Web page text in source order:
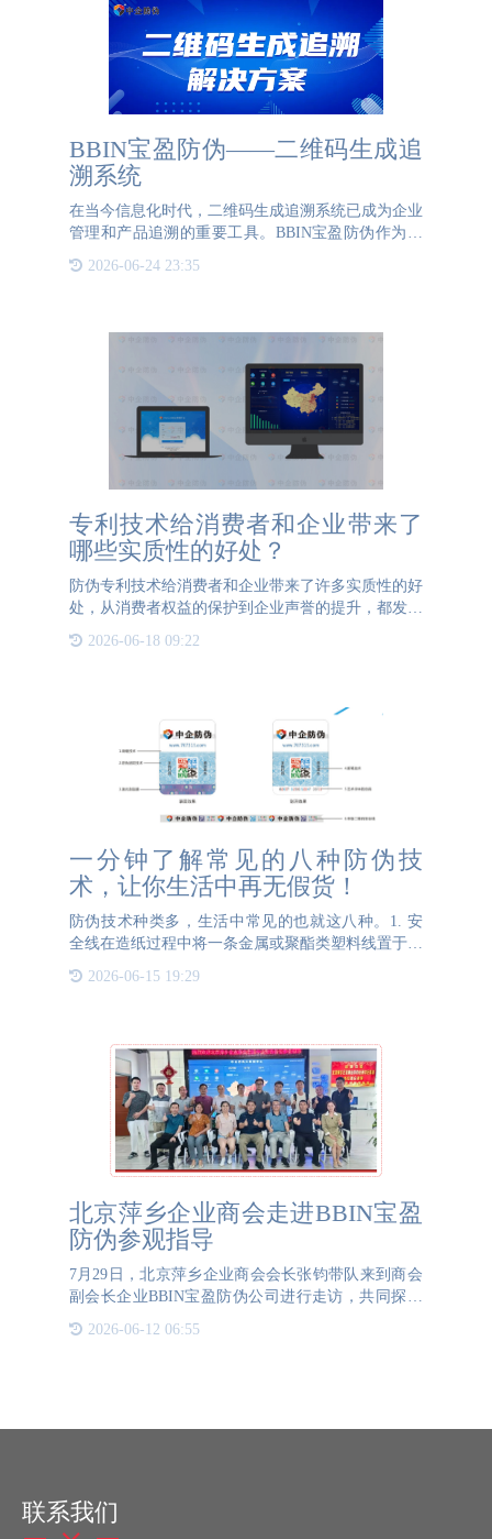
BBIN宝盈防伪——二维码生成追
溯系统
在当今信息化时代，二维码生成追溯系统已成为企业
管理和产品追溯的重要工具。BBIN宝盈防伪作为行
业领先的防伪技术提供商，致力于为企业提供高效、
安全的二维码生成追溯解决方案。二维码生成追溯系
2026-06-24 23:35
专利技术给消费者和企业带来了
哪些实质性的好处？
防伪专利技术给消费者和企业带来了许多实质性的好
处，从消费者权益的保护到企业声誉的提升，都发挥
的权益。随着假冒伪劣产品的泛滥，消费者的权益一
2026-06-18 09:22
一分钟了解常见的八种防伪技
术，让你生活中再无假货！
防伪技术种类多，生活中常见的也就这八种。1. 安
全线在造纸过程中将一条金属或聚酯类塑料线置于纸
据需求来定制文字和图案。安全线是采用特殊的造纸
2026-06-15 19:29
北京萍乡企业商会走进BBIN宝盈
防伪参观指导
7月29日，北京萍乡企业商会会长张钧带队来到商会
副会长企业BBIN宝盈防伪公司进行走访，共同探讨
企业发展趋势和未来机遇。参加这次走访活动的还有
商会秘书长陈必胜、理事汤祥丰、会员王斌、彭伟
2026-06-12 06:55
联系我们